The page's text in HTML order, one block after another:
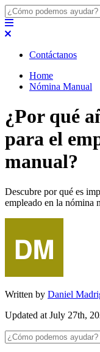
Contáctanos
Home
Nómina Manual
¿Por qué
para el
manual?
Descubre por qué es
empleado en la nómina
Written by Daniel
Updated at July 27th,